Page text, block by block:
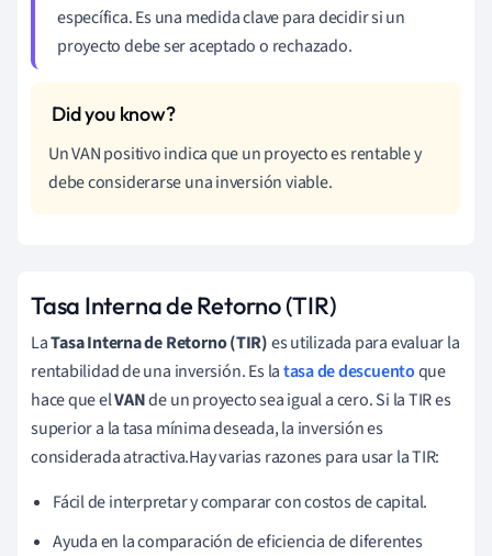
específica. Es una medida clave para decidir si un
proyecto debe ser aceptado o rechazado.
Un VAN positivo indica que un proyecto es rentable y
debe considerarse una inversión viable.
Tasa Interna de Retorno (TIR)
LaTasa Interna de Retorno (TIR)es utilizada para evaluar la
rentabilidad de una inversión. Es latasa de descuentoque
hace que elVANde un proyecto sea igual a cero. Si la TIR es
superior a la tasa mínima deseada, la inversión es
considerada atractiva.Hay varias razones para usar la TIR:
Fácil de interpretar y comparar con costos de capital.
Ayuda en la comparación de eficiencia de diferentes